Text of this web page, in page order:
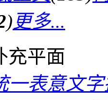
) 更多...
充平面
一表意文